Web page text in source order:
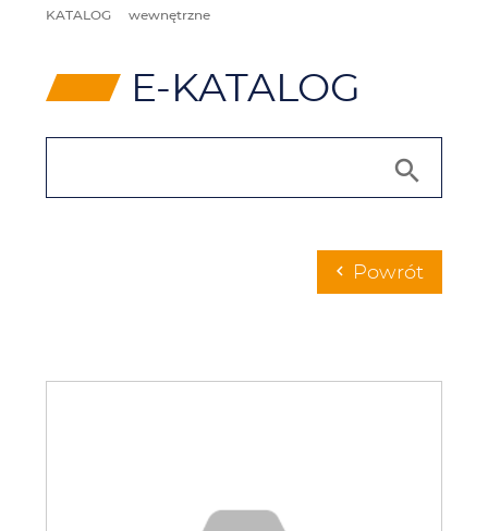
KATALOG
wewnętrzne
⸠ E-KATALOG
chevron_left Powrót